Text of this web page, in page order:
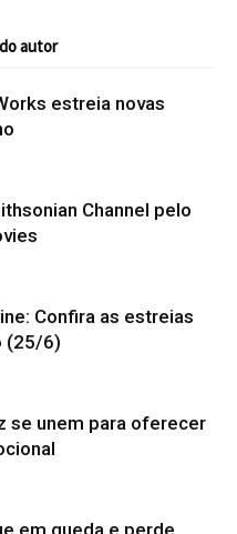
autor
estreia novas
Channel pelo
Confira as estreias
(25/6)
se unem para oferecer
em queda e perde